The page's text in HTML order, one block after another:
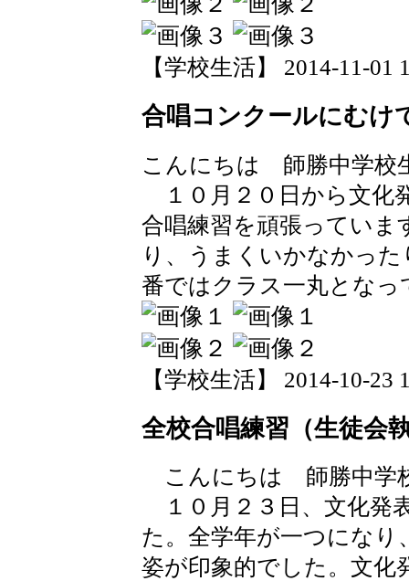
【学校生活】 2014-11-01
合唱コンクールにむけ
こんにちは 師勝中学校
１０月２０日から文化
合唱練習を頑張っていま
り、うまくいかなかっ
番ではクラス一丸とな
【学校生活】 2014-10-23
全校合唱練習（生徒会
こんにちは 師勝中学
１０月２３日、文化発
た。全学年が一つになり
姿が印象的でした。文化